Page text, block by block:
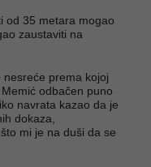
od 35 metara mogao
zaustaviti na
prema kojoj
odbačen puno
navrata kazao da je
dokaza,
mi je na duši da se